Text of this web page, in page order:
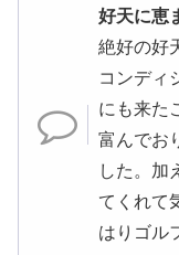
好天に恵
絶好の好
コンディ
にも来た
富んでお
した。加
てくれて
はりゴル